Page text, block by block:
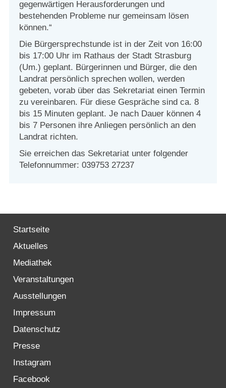
gegenwärtigen Herausforderungen und
bestehenden Probleme nur gemeinsam lösen
können.“
Die Bürgersprechstunde ist in der Zeit von 16:00
bis 17:00 Uhr im Rathaus der Stadt Strasburg
(Um.) geplant. Bürgerinnen und Bürger, die den
Landrat persönlich sprechen wollen, werden
gebeten, vorab über das Sekretariat einen Termin
zu vereinbaren. Für diese Gespräche sind ca. 8
bis 15 Minuten geplant. Je nach Dauer können 4
bis 7 Personen ihre Anliegen persönlich an den
Landrat richten.
Sie erreichen das Sekretariat unter folgender
Telefonnummer: 039753 27237
Startseite
Aktuelles
Mediathek
Veranstaltungen
Ausstellungen
Impressum
Datenschutz
Presse
Instagram
Facebook